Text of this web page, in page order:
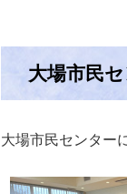
大場市民
大場市民センター